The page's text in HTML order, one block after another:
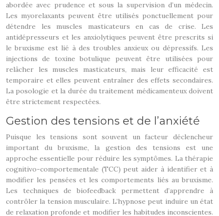
abordée avec prudence et sous la supervision d’un médecin.
Les myorelaxants peuvent être utilisés ponctuellement pour
détendre les muscles masticateurs en cas de crise. Les
antidépresseurs et les anxiolytiques peuvent être prescrits si
le bruxisme est lié à des troubles anxieux ou dépressifs. Les
injections de toxine botulique peuvent être utilisées pour
relâcher les muscles masticateurs, mais leur efficacité est
temporaire et elles peuvent entraîner des effets secondaires.
La posologie et la durée du traitement médicamenteux doivent
être strictement respectées.
Gestion des tensions et de l’anxiété
Puisque les tensions sont souvent un facteur déclencheur
important du bruxisme, la gestion des tensions est une
approche essentielle pour réduire les symptômes. La thérapie
cognitivo-comportementale (TCC) peut aider à identifier et à
modifier les pensées et les comportements liés au bruxisme.
Les techniques de biofeedback permettent d’apprendre à
contrôler la tension musculaire. L’hypnose peut induire un état
de relaxation profonde et modifier les habitudes inconscientes.